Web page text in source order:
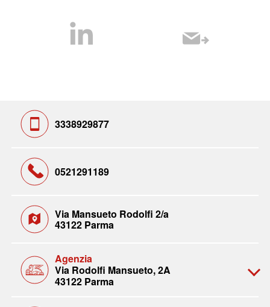
3338929877
0521291189
Via Mansueto Rodolfi 2/a
43122 Parma
Agenzia
Via Rodolfi Mansueto, 2A
43122 Parma